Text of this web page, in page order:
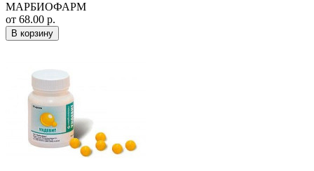
МАРБИОФАРМ
от 68.00 р.
В корзину